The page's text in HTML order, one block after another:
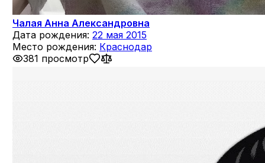
Чалая Анна Александровна
Дата рождения: 22 мая 2015
Место рождения: Краснодар
381 просмотр